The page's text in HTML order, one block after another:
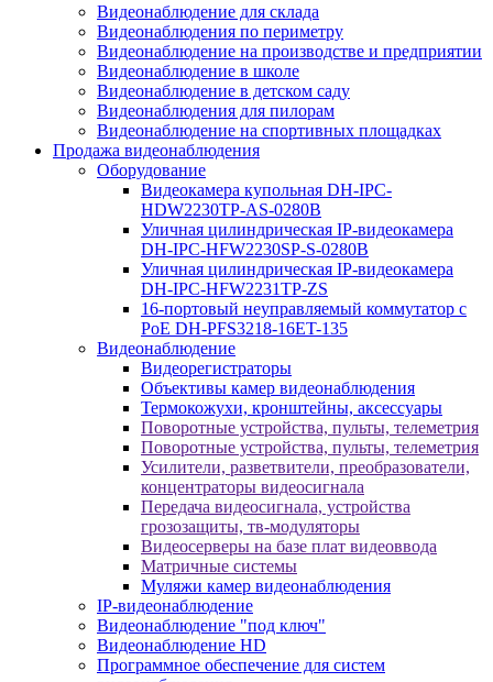
Видеонаблюдение для склада
Видеонаблюдения по периметру
Видеонаблюдение на производстве и предприятии
Видеонаблюдение в школе
Видеонаблюдение в детском саду
Видеонаблюдения для пилорам
Видеонаблюдение на спортивных площадках
Продажа видеонаблюдения
Оборудование
Видеокамера купольная DH-IPC-
HDW2230TP-AS-0280B
Уличная цилиндрическая IP-видеокамера
DH-IPC-HFW2230SP-S-0280B
Уличная цилиндрическая IP-видеокамера
DH-IPC-HFW2231TP-ZS
16-портовый неуправляемый коммутатор с
РоЕ DH-PFS3218-16ET-135
Видеонаблюдение
Видеорегистраторы
Объективы камер видеонаблюдения
Термокожухи, кронштейны, аксессуары
Поворотные устройства, пульты, телеметрия
Поворотные устройства, пульты, телеметрия
Усилители, разветвители, преобразователи,
концентраторы видеосигнала
Передача видеосигнала, устройства
грозозащиты, тв-модуляторы
Видеосерверы на базе плат видеоввода
Матричные системы
Муляжи камер видеонаблюдения
IP-видеонаблюдение
Видеонаблюдение "под ключ"
Видеонаблюдение HD
Программное обеспечение для систем